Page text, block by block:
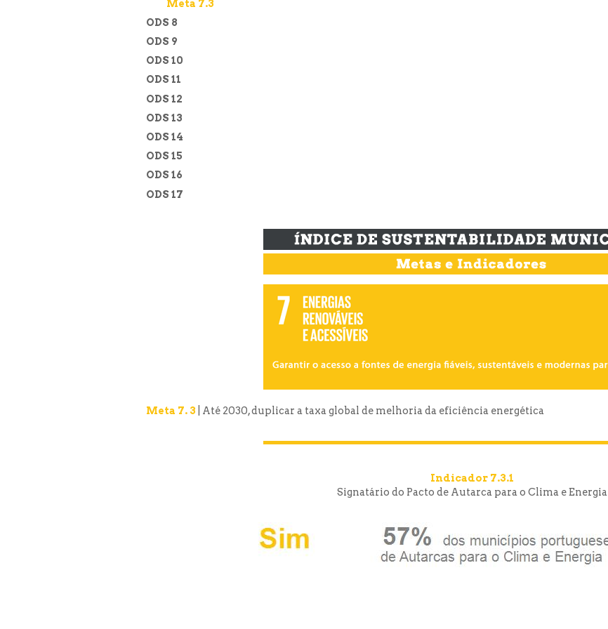
Meta 7.3
ODS 8
ODS 9
ODS 10
ODS 11
ODS 12
ODS 13
ODS 14
ODS 15
ODS 16
ODS 17
Meta 7. 3 | Até 2030, duplicar a taxa global de melhoria da eficiência energética
Indicador 7.3.1
Signatário do Pacto de Autarca para o Clima e Energia